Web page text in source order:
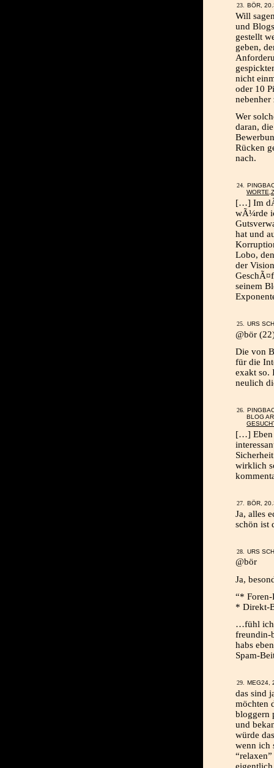
BÖR,
Will
und
gestellt
geben,
nicht
oder 10
nebenher
Wer
daran,
Rücken
nach.
[…] Im
wÃ¼rde
hat und
Lobo,
der
seinem
URS
@bör
Die von
für die
exakt so.
neulich
BLOG
[…] Eben
wirklich
BÖR,
Ja, alles
schön ist
URS
@bör
Ja,
“*
* Direkt-
…fühl ich
freundin-
habs
Spam-
MEG24,
das sind
möchten
bloggern
und
würde
wenn ich